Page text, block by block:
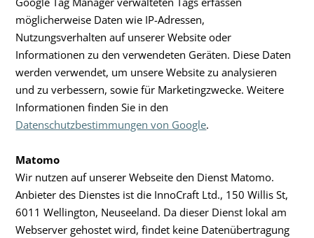
möglicherweise Daten wie IP-Adressen,
Nutzungsverhalten auf unserer Website oder
Informationen zu den verwendeten Geräten. Diese Daten
werden verwendet, um unsere Website zu analysieren
und zu verbessern, sowie für Marketingzwecke. Weitere
Informationen finden Sie in den
Datenschutzbestimmungen von Google.
Matomo
Wir nutzen auf unserer Webseite den Dienst Matomo.
Anbieter des Dienstes ist die InnoCraft Ltd., 150 Willis St,
6011 Wellington, Neuseeland. Da dieser Dienst lokal am
Webserver gehostet wird, findet keine Datenübertragung